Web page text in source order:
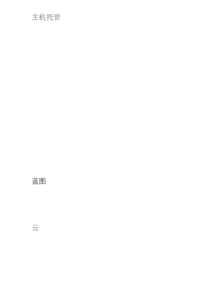
主机托管
蓝图
云